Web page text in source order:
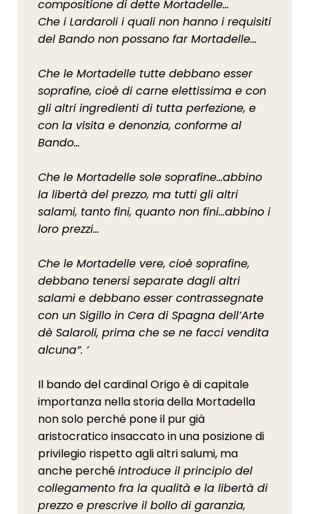
compositione di dette Mortadelle…
Che i Lardaroli i quali non hanno i requisiti
del Bando non possano far Mortadelle…
Che le Mortadelle tutte debbano esser
soprafine, cioè di carne elettissima e con
gli altri ingredienti di tutta perfezione, e
con la visita e denonzia, conforme al
Bando…
Che le Mortadelle sole soprafine…abbino
la libertà del prezzo, ma tutti gli altri
salami, tanto fini, quanto non fini…abbino i
loro prezzi…
Che le Mortadelle vere, cioè soprafine,
debbano tenersi separate dagli altri
salami e debbano esser contrassegnate
con un Sigillo in Cera di Spagna dell’Arte
dè Salaroli, prima che se ne facci vendita
alcuna”. ’
Il bando del cardinal Origo è di capitale
importanza nella storia della Mortadella
non solo perché pone il pur già
aristocratico insaccato in una posizione di
privilegio rispetto agli altri salumi, ma
anche perchéintroduce il principio del
collegamento fra la qualità e la libertà di
prezzo e prescrive il bollo di garanzia,